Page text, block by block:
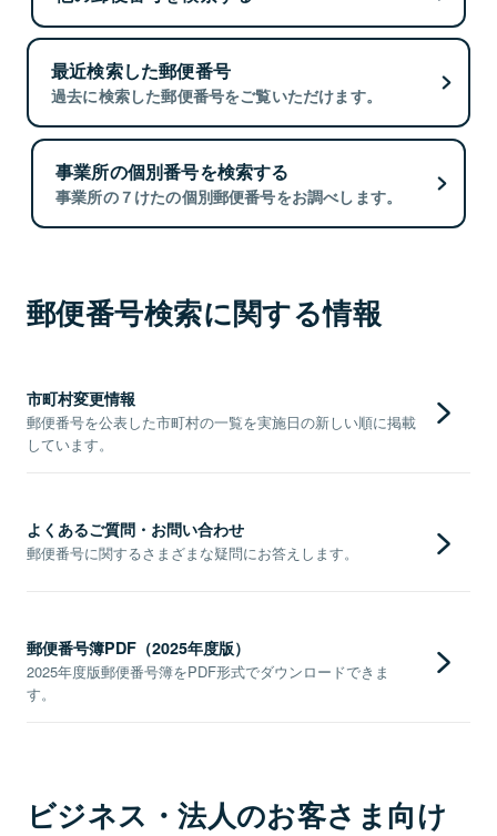
最近検索した郵便番号
過去に検索した郵便番号をご覧いただけます。
事業所の個別番号を検索する
事業所の７けたの個別郵便番号をお調べします。
郵便番号検索に関する情報
市町村変更情報
郵便番号を公表した市町村の一覧を実施日の新しい順に掲載
しています。
よくあるご質問・お問い合わせ
郵便番号に関するさまざまな疑問にお答えします。
郵便番号簿PDF（2025年度版）
2025年度版郵便番号簿をPDF形式でダウンロードできま
す。
ビジネス・法人のお客さま向け